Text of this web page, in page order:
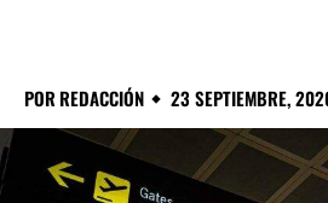
POR REDACCIÓN 23 SEPTIEMBRE,